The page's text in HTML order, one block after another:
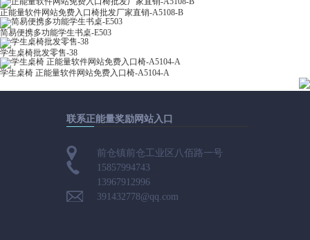
正能量软件网站免费入口椅批发厂家直销-A5108-B
简易便携多功能学生书桌-E503
学生桌椅批发零售-38
学生桌椅 正能量软件网站免费入口椅-A5104-A
联系正能量奖励网站入口
前仓镇前仓工业区八佰路一号
15857994743
13967912996
391432778@qq.com